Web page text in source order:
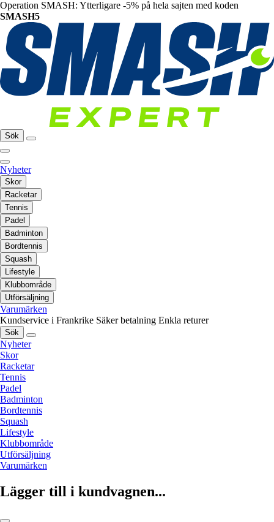
Operation SMASH: Ytterligare -5% på hela sajten med koden
SMASH5
Sök
Nyheter
Skor
Racketar
Tennis
Padel
Badminton
Bordtennis
Squash
Lifestyle
Klubbområde
Utförsäljning
Varumärken
Kundservice i Frankrike Säker betalning Enkla returer
Sök
Nyheter
Skor
Racketar
Tennis
Padel
Badminton
Bordtennis
Squash
Lifestyle
Klubbområde
Utförsäljning
Varumärken
Lägger till i kundvagnen...